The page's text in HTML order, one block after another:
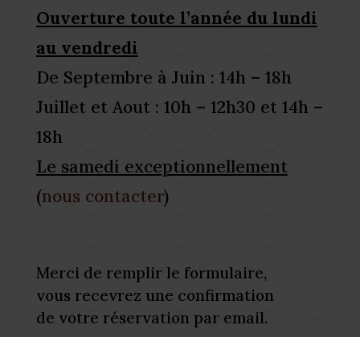
Ouverture toute l’année du lundi
au vendredi
De Septembre à Juin : 14h – 18h
Juillet et Aout : 10h – 12h30 et 14h –
18h
Le samedi exceptionnellement
(nous contacter)
Merci de remplir le formulaire,
vous recevrez une confirmation
de votre réservation par email.